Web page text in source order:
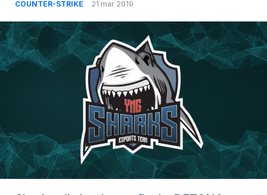
COUNTER-STRIKE 21 mar 2019